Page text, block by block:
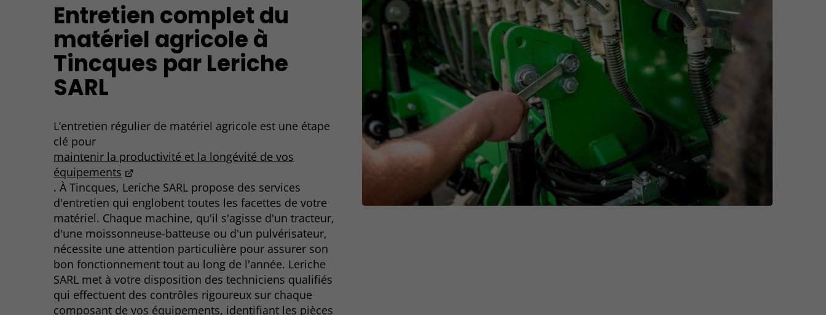
Entretien complet du
matériel agricole à
Tincques par Leriche
SARL
L’entretien régulier de matériel agricole est une étape
clé pour
maintenir la productivité et la longévité de vos
équipements
. À Tincques, Leriche SARL propose des services
d'entretien qui englobent toutes les facettes de votre
matériel. Chaque machine, qu'il s'agisse d'un tracteur,
d'une moissonneuse-batteuse ou d'un pulvérisateur,
nécessite une attention particulière pour assurer son
bon fonctionnement tout au long de l'année. Leriche
SARL met à votre disposition des techniciens qualifiés
qui effectuent des contrôles rigoureux sur chaque
composant de vos équipements, identifiant les pièces